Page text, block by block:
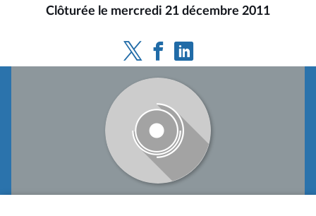
Clôturée le mercredi 21 décembre 2011